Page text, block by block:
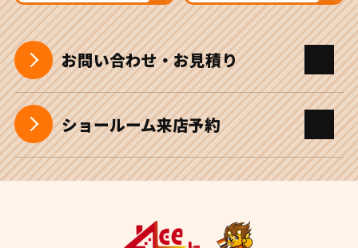
お問い合わせ・お見積り
ショールーム来店予約